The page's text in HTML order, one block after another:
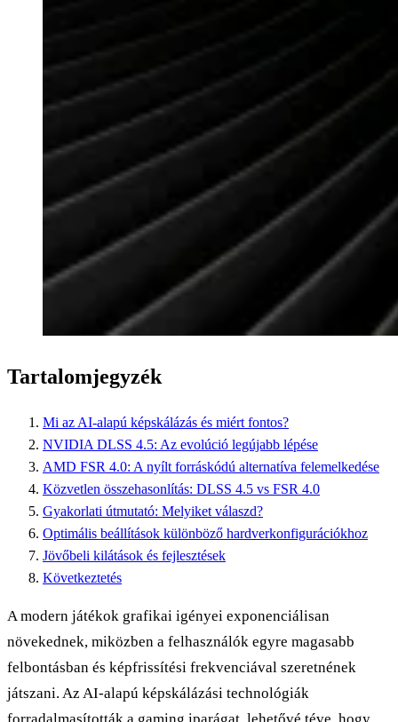
Tartalomjegyzék
Mi az AI-alapú képskálázás és miért fontos?
NVIDIA DLSS 4.5: Az evolúció legújabb lépése
AMD FSR 4.0: A nyílt forráskódú alternatíva felemelkedése
Közvetlen összehasonlítás: DLSS 4.5 vs FSR 4.0
Gyakorlati útmutató: Melyiket válaszd?
Optimális beállítások különböző hardverkonfigurációkhoz
Jövőbeli kilátások és fejlesztések
Következtetés
A modern játékok grafikai igényei exponenciálisan
növekednek, miközben a felhasználók egyre magasabb
felbontásban és képfrissítési frekvenciával szeretnének
játszani. Az AI-alapú képskálázási technológiák